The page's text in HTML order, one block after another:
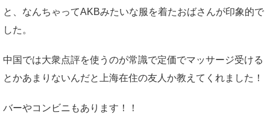
と、なんちゃってAKBみたいな服を着たおばさんが印象的で
した。
中国では大衆点評を使うのが常識で定価でマッサージ受ける
とかあまりないんだと上海在住の友人か教えてくれました！
バーやコンビニもあります！！